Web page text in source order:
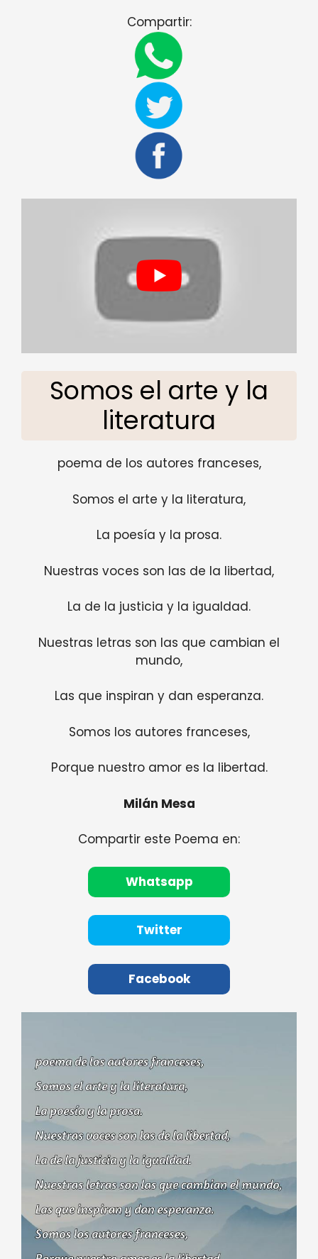
Compartir:
Somos el arte y la
literatura
poema de los autores franceses,
Somos el arte y la literatura,
La poesía y la prosa.
Nuestras voces son las de la libertad,
La de la justicia y la igualdad.
Nuestras letras son las que cambian el
mundo,
Las que inspiran y dan esperanza.
Somos los autores franceses,
Porque nuestro amor es la libertad.
Milán Mesa
Compartir este Poema en:
Whatsapp
Twitter
Facebook